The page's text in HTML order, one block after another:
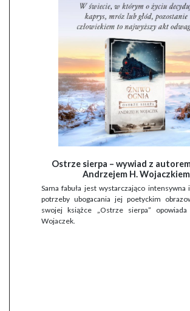
Ostrze sierpa – wywiad z
Andrzejem H. Wojaczkiem
Sama fabuła jest wystarczająco intensywna
potrzeby ubogacania jej poetyckim
swojej książce „Ostrze sierpa”
Wojaczek.